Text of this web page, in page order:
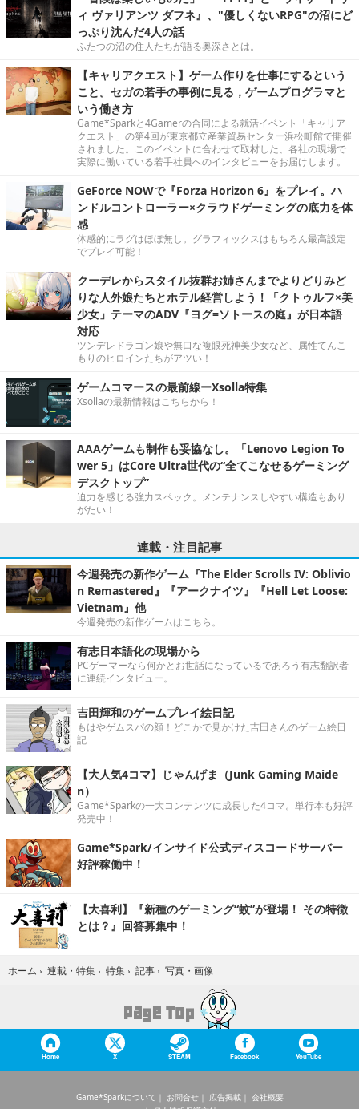
ィ ヴァリアンツ ダフネ』、"優しくないRPG"の沼にど
っぷり沈んだ4人の話
ふたつの沼の住人たちが語る奥深さとは。
【キャリアクエスト】ゲーム作りを仕事にするという
こと。セガの若手の事例に見る，ゲームプログラマと
いう働き方
Game*Sparkと4Gamerの合同による就活イベント「キャリア
クエスト」の第4回が東京都立産業貿易センター浜松町館で開催
されました。このイベントに合わせて取材した、各社の現場で
実際に働いている若手社員へのインタビューをお届けします。
GeForce NOWで『Forza Horizon 6』をプレイ。ハ
ンドルコントローラー×クラウドゲーミングの底力を体
感
体感的にラグはほぼ無し。グラフィックスはもちろん最高設定
でプレイ可能！
クーデレからスタイル抜群お姉さんまでよりどりみど
りな人外娘たちとホテル経営しよう！「クトゥルフ×美
少女」テーマのADV『ヨグ=ソトースの庭』が日本語
対応
ツンデレドラゴン娘や無口な複眼死神美少女など、属性てんこ
もりのヒロインたちがアツい！
ゲームコマースの最前線ーXsolla特集
Xsollaの最新情報はこちらから！
AAAゲームも制作も妥協なし。「Lenovo Legion To
wer 5」はCore Ultra世代の“全てこなせるゲーミング
デスクトップ”
迫力を感じる強力スペック。メンテナンスしやすい構造もあり
がたい！
連載・注目記事
今週発売の新作ゲーム『The Elder Scrolls IV: Oblivio
n Remastered』『アークナイツ』『Hell Let Loose:
Vietnam』他
今週発売の新作ゲームはこちら。
有志日本語化の現場から
PCゲーマーなら何かとお世話になっているであろう有志翻訳者
に連続インタビュー。
吉田輝和のゲームプレイ絵日記
もはやゲムスパの顔！どこかで見かけた吉田さんのゲーム絵日
記
【大人気4コマ】じゃんげま（Junk Gaming Maide
n）
Game*Sparkの一大コンテンツに成長した4コマ。単行本も好評
発売中！
Game*Spark/インサイド公式ディスコードサーバー
好評稼働中！
【大喜利】『新種のゲーミング“蚊”が登場！ その特徴
とは？』回答募集中！
ホーム › 連載・特集 › 特集 › 記事 › 写真・画像
Home X STEAM Facebook YouTube
Game*Sparkについて お問合せ 広告掲載
会社概要